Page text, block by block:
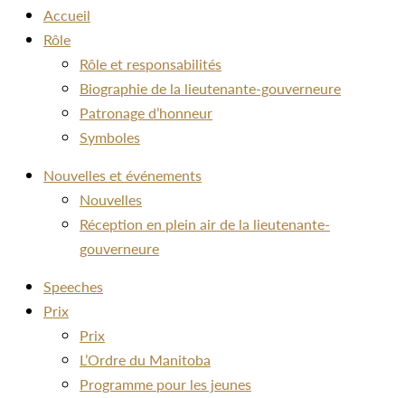
Accueil
Rôle
Rôle et responsabilités
Biographie de la lieutenante-gouverneure
Patronage d’honneur
Symboles
Nouvelles et événements
Nouvelles
Réception en plein air de la lieutenante-
gouverneure
Speeches
Prix
Prix
L’Ordre du Manitoba
Programme pour les jeunes